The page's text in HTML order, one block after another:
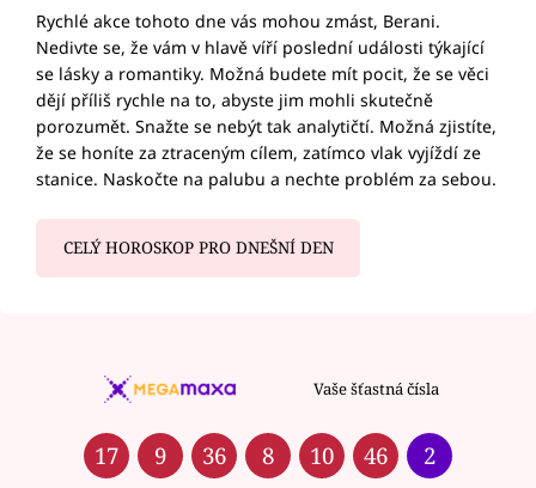
Rychlé akce tohoto dne vás mohou zmást, Berani.
Nedivte se, že vám v hlavě víří poslední události týkající
se lásky a romantiky. Možná budete mít pocit, že se věci
dějí příliš rychle na to, abyste jim mohli skutečně
porozumět. Snažte se nebýt tak analytičtí. Možná zjistíte,
že se honíte za ztraceným cílem, zatímco vlak vyjíždí ze
stanice. Naskočte na palubu a nechte problém za sebou.
CELÝ HOROSKOP PRO DNEŠNÍ DEN
Vaše šťastná čísla
17 9 36 8 10 46 2